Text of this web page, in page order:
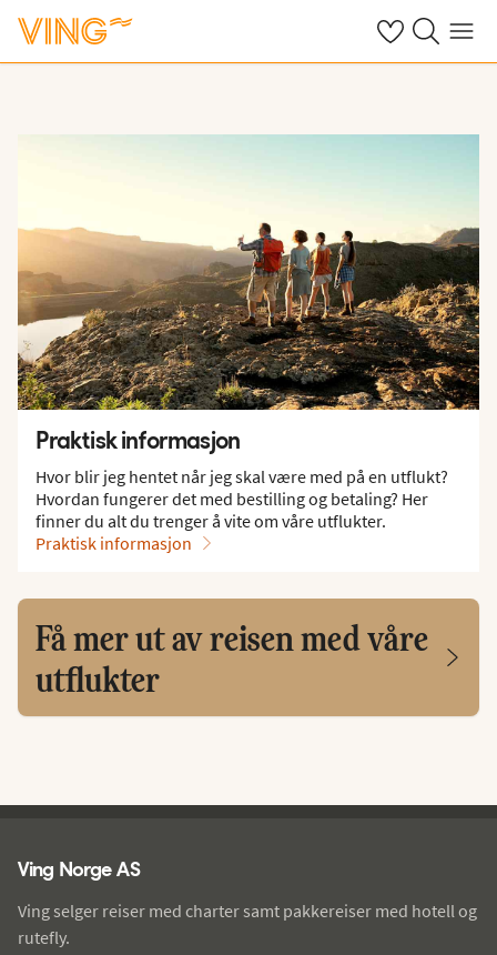
Se dine sparte
Søk påMeny
Praktisk informasjon
Hvor blir jeg hentet når jeg skal være med på en utflukt?
Hvordan fungerer det med bestilling og betaling? Her
finner du alt du trenger å vite om våre utflukter.
Praktisk informasjon
Få mer ut av reisen med våre
utflukter
Ving Norge AS
Ving selger reiser med charter samt pakkereiser med hotell og
rutefly.